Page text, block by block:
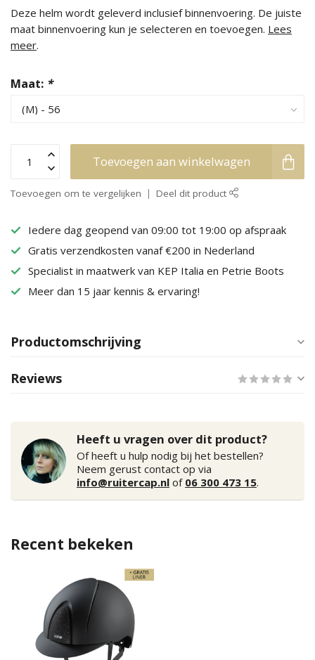
Deze helm wordt geleverd inclusief binnenvoering. De juiste
maat binnenvoering kun je selecteren en toevoegen. Lees
meer.
Maat: *
Toevoegen aan winkelwagen
Toevoegen om te vergelijken Deel dit product
Iedere dag geopend van 09:00 tot 19:00 op afspraak
Gratis verzendkosten vanaf €200 in Nederland
Specialist in maatwerk van KEP Italia en Petrie Boots
Meer dan 15 jaar kennis & ervaring!
Productomschrijving
Reviews
Heeft u vragen over dit product?
Of heeft u hulp nodig bij het bestellen?
Neem gerust contact op via
info@ruitercap.nl of 06 300 473 15.
Recent bekeken